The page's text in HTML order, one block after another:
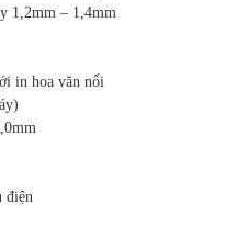
1,2mm – 1,4mm
in hoa văn nổi
điện